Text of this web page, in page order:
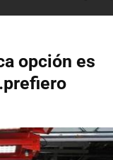
opción es